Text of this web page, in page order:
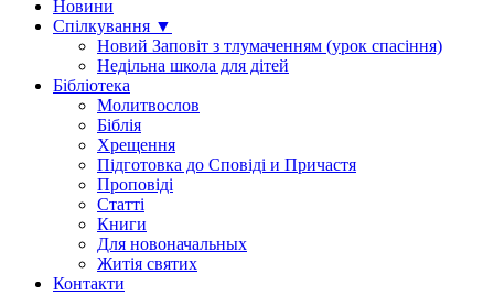
Новини
Спілкування ▼
Новий Заповіт з тлумаченням (урок спасіння)
Недільна школа для дітей
Бібліотека
Молитвослов
Біблія
Хрещення
Підготовка до Сповіді и Причастя
Проповіді
Статті
Книги
Для новоначальных
Житія святих
Контакти